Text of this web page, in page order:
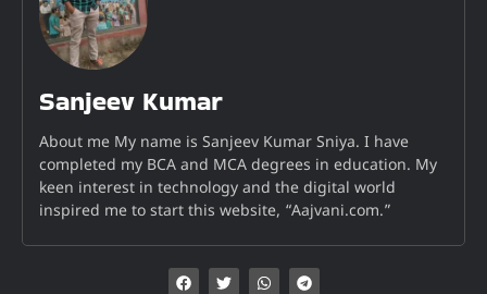
Sanjeev Kumar
About me My name is Sanjeev Kumar Sniya. I have
completed my BCA and MCA degrees in education. My
keen interest in technology and the digital world
inspired me to start this website, “Aajvani.com.”